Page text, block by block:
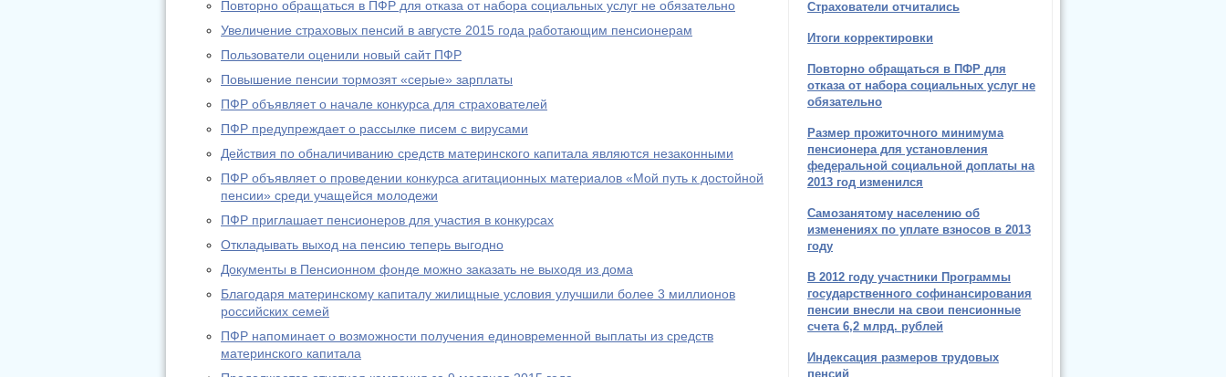
Повторно обращаться в ПФР для отказа от набора социальных услуг не обязательно
Увеличение страховых пенсий в августе 2015 года работающим пенсионерам
Пользователи оценили новый сайт ПФР
Повышение пенсии тормозят «серые» зарплаты
ПФР объявляет о начале конкурса для страхователей
ПФР предупреждает о рассылке писем с вирусами
Действия по обналичиванию средств материнского капитала являются незаконными
ПФР объявляет о проведении конкурса агитационных материалов «Мой путь к достойной
пенсии» среди учащейся молодежи
ПФР приглашает пенсионеров для участия в конкурсах
Откладывать выход на пенсию теперь выгодно
Документы в Пенсионном фонде можно заказать не выходя из дома
Благодаря материнскому капиталу жилищные условия улучшили более 3 миллионов
российских семей
ПФР напоминает о возможности получения единовременной выплаты из средств
материнского капитала
Страхователи отчитались
Итоги корректировки
Повторно обращаться в ПФР для
отказа от набора социальных услуг не
обязательно
Размер прожиточного минимума
пенсионера для установления
федеральной социальной доплаты на
2013 год изменился
Самозанятому населению об
изменениях по уплате взносов в 2013
году
В 2012 году участники Программы
государственного софинансирования
пенсии внесли на свои пенсионные
счета 6,2 млрд. рублей
Индексация размеров трудовых
пенсий